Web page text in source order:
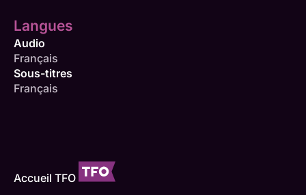
Langues
Audio
Français
Sous-titres
Français
Accueil TFO